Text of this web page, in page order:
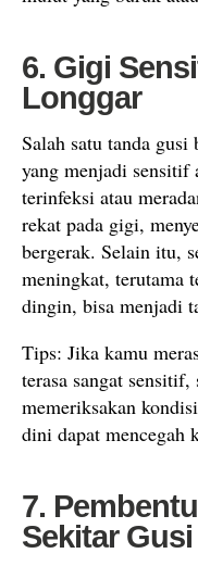
6. Gigi
Longgar
Salah satu tanda gusi
yang menjadi sensitif
terinfeksi atau
rekat pada gigi,
bergerak. Selain itu,
meningkat, terutama
dingin, bisa menjadi
Tips: Jika kamu
terasa sangat
memeriksakan
dini dapat mencegah
7.
Sekitar Gusi